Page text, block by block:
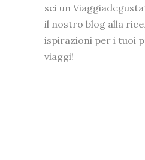
sei un
il nostro blog alla
ispirazioni per i tuoi
viaggi!